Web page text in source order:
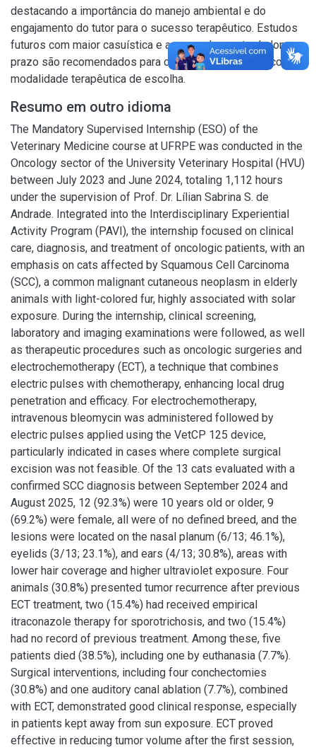
destacando a importância do manejo ambiental e do
engajamento do tutor para o sucesso terapêutico. Estudos
futuros com maior casuística e acompanhamento de longo
prazo são recomendados para consolidação da EQT como
modalidade terapêutica de escolha.
Resumo em outro idioma
The Mandatory Supervised Internship (ESO) of the
Veterinary Medicine course at UFRPE was conducted in the
Oncology sector of the University Veterinary Hospital (HVU)
between July 2023 and June 2024, totaling 1,112 hours
under the supervision of Prof. Dr. Lílian Sabrina S. de
Andrade. Integrated into the Interdisciplinary Experiential
Activity Program (PAVI), the internship focused on clinical
care, diagnosis, and treatment of oncologic patients, with an
emphasis on cats affected by Squamous Cell Carcinoma
(SCC), a common malignant cutaneous neoplasm in elderly
animals with light-colored fur, highly associated with solar
exposure. During the internship, clinical screening,
laboratory and imaging examinations were followed, as well
as therapeutic procedures such as oncologic surgeries and
electrochemotherapy (ECT), a technique that combines
electric pulses with chemotherapy, enhancing local drug
penetration and efficacy. For electrochemotherapy,
intravenous bleomycin was administered followed by
electric pulses applied using the VetCP 125 device,
particularly indicated in cases where complete surgical
excision was not feasible. Of the 13 cats evaluated with a
confirmed SCC diagnosis between September 2024 and
August 2025, 12 (92.3%) were 10 years old or older, 9
(69.2%) were female, all were of no defined breed, and the
lesions were located on the nasal planum (6/13; 46.1%),
eyelids (3/13; 23.1%), and ears (4/13; 30.8%), areas with
lower hair coverage and higher ultraviolet exposure. Four
animals (30.8%) presented tumor recurrence after previous
ECT treatment, two (15.4%) had received empirical
itraconazole therapy for sporotrichosis, and two (15.4%)
had no record of previous treatment. Among these, five
patients died (38.5%), including one by euthanasia (7.7%).
Surgical interventions, including four conchectomies
(30.8%) and one auditory canal ablation (7.7%), combined
with ECT, demonstrated good clinical response, especially
in patients kept away from sun exposure. ECT proved
effective in reducing tumor volume after the first session,